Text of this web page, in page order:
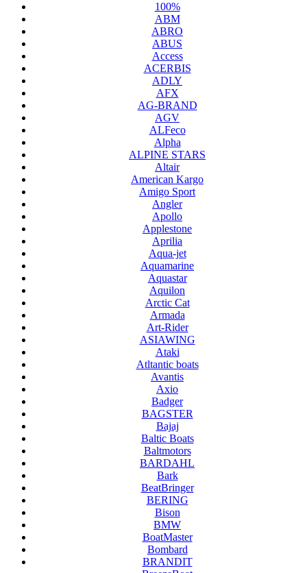
100%
ABM
ABRO
ABUS
Access
ACERBIS
ADLY
AFX
AG-BRAND
AGV
ALFeco
Alpha
ALPINE STARS
Altair
American Kargo
Amigo Sport
Angler
Apollo
Applestone
Aprilia
Aqua-jet
Aquamarine
Aquastar
Aquilon
Arctic Cat
Armada
Art-Rider
ASIAWING
Ataki
Atltantic boats
Avantis
Axio
Badger
BAGSTER
Bajaj
Baltic Boats
Baltmotors
BARDAHL
Bark
BeatBringer
BERING
Bison
BMW
BoatMaster
Bombard
BRANDIT